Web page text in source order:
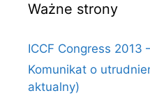
Ważne strony
ICCF Congress 2013
Komunikat o
aktualny)